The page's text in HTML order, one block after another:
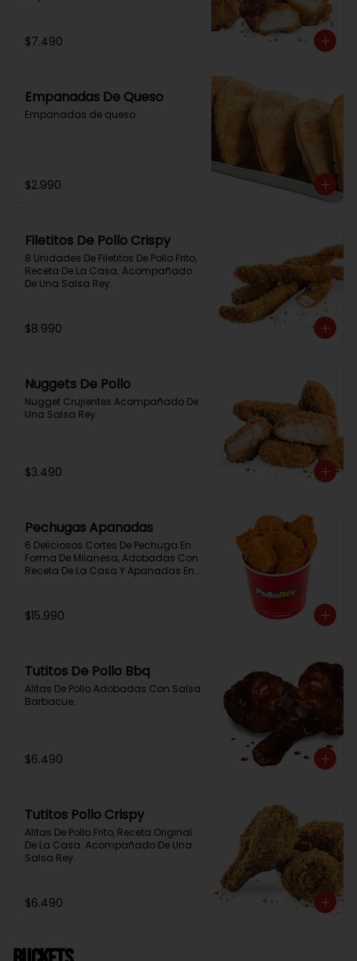
$7.490
Empanadas De Queso
Empanadas de queso
$2.990
Filetitos De Pollo Crispy
8 Unidades De Filetitos De Pollo Frito,
Receta De La Casa. Acompañado
De Una Salsa Rey.
$8.990
Nuggets De Pollo
Nugget Crujientes Acompañado De
Una Salsa Rey.
$3.490
Pechugas Apanadas
6 Deliciosos Cortes De Pechuga En
Forma De Milanesa, Adobadas Con
Receta De La Casa Y Apanadas En
$15.990
Tutitos De Pollo Bbq
Alitas De Pollo Adobadas Con Salsa
Barbacue.
$6.490
Tutitos Pollo Crispy
Alitas De Pollo Frito, Receta Original
De La Casa. Acompañado De Una
Salsa Rey.
$6.490